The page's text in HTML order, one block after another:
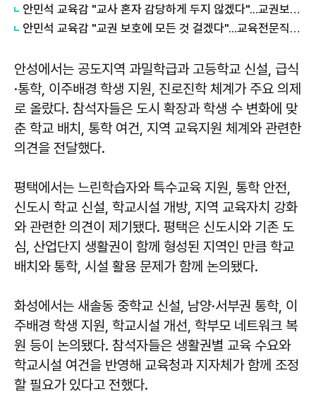
안민석 교육감 "교사 혼자 감당하게 두지 않겠다"...교권보호 300명 체제 구축
안민석 교육감 "교권 보호에 모든 것 걸겠다"...교육전문직 역할 강조
안성에서는 공도지역 과밀학급과 고등학교 신설, 급식
·통학, 이주배경 학생 지원, 진로진학 체계가 주요 의제
로 올랐다. 참석자들은 도시 확장과 학생 수 변화에 맞
춘 학교 배치, 통학 여건, 지역 교육지원 체계와 관련한
의견을 전달했다.
평택에서는 느린학습자와 특수교육 지원, 통학 안전,
신도시 학교 신설, 학교시설 개방, 지역 교육자치 강화
와 관련한 의견이 제기됐다. 평택은 신도시와 기존 도
심, 산업단지 생활권이 함께 형성된 지역인 만큼 학교
배치와 통학, 시설 활용 문제가 함께 논의됐다.
화성에서는 새솔동 중학교 신설, 남양·서부권 통학, 이
주배경 학생 지원, 학교시설 개선, 학부모 네트워크 복
원 등이 논의됐다. 참석자들은 생활권별 교육 수요와
학교시설 여건을 반영해 교육청과 지자체가 함께 조정
할 필요가 있다고 전했다.